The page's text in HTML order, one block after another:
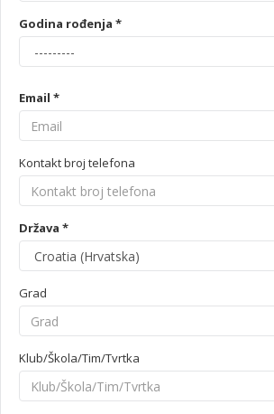
Godina rođenja *
Email *
Kontakt broj telefona
Država *
Grad
Klub/Škola/Tim/Tvrtka